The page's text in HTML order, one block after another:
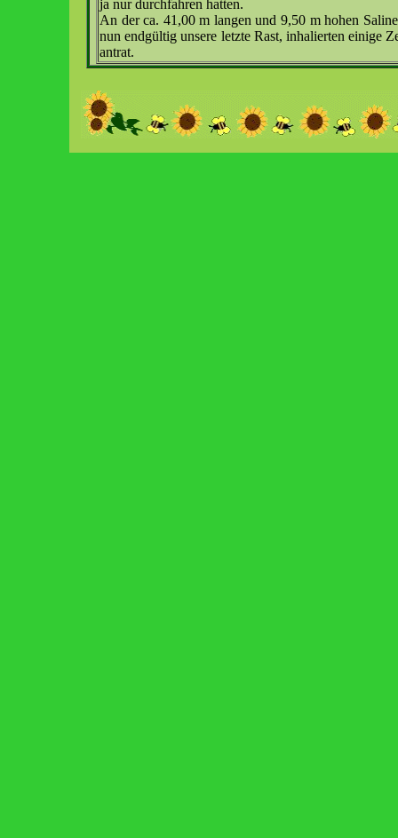
ja nur durchfahren hatten.
An der ca. 41,00 m langen und 9,50 m hohen
nun endgültig unsere letzte Rast, inhalierten einige
antrat.